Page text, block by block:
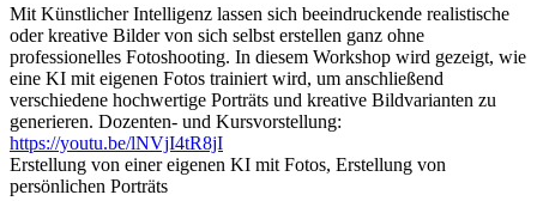
Mit Künstlicher Intelligenz lassen sich beeindruckende realistische
oder kreative Bilder von sich selbst erstellen ganz ohne
professionelles Fotoshooting. In diesem Workshop wird gezeigt, wie
eine KI mit eigenen Fotos trainiert wird, um anschließend
verschiedene hochwertige Porträts und kreative Bildvarianten zu
generieren. Dozenten- und Kursvorstellung:
https://youtu.be/lNVjI4tR8jI
Erstellung von einer eigenen KI mit Fotos, Erstellung von
persönlichen Porträts